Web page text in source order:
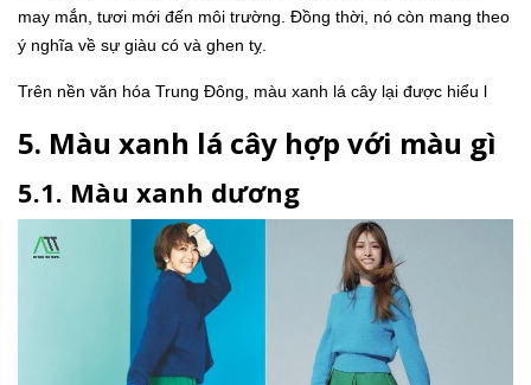
may mắn, tươi mới đến môi trường. Đồng thời, nó còn mang theo
ý nghĩa về sự giàu có và ghen tỵ.
Trên nền văn hóa Trung Đông, màu xanh lá cây lại được hiểu l
5. Màu xanh lá cây hợp với màu gì
5.1. Màu xanh dương